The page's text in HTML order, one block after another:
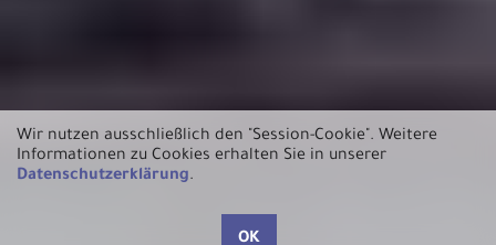
Wir nutzen ausschließlich den "Session-Cookie". Weitere
Informationen zu Cookies erhalten Sie in unserer
Datenschutzerklärung.
OK